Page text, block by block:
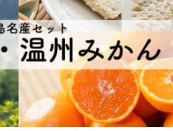
の じゃこ天 16枚 温州みかん 5kg セ